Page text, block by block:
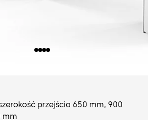
przejścia 650 mm, 900
mm